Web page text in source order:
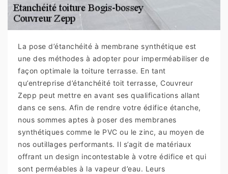
La pose d’étanchéité à membrane synthétique est
une des méthodes à adopter pour imperméabiliser de
façon optimale la toiture terrasse. En tant
qu’entreprise d’étanchéité toit terrasse, Couvreur
Zepp peut mettre en avant ses qualifications allant
dans ce sens. Afin de rendre votre édifice étanche,
nous sommes aptes à poser des membranes
synthétiques comme le PVC ou le zinc, au moyen de
nos outillages performants. Il s’agit de matériaux
offrant un design incontestable à votre édifice et qui
sont perméables à la vapeur d’eau. Leurs